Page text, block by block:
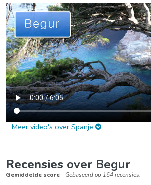
Meer video's over Spanje
Recensies over Begur
Gemiddelde score - Gebaseerd op 164 recensies.